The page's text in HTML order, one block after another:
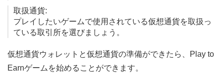
取扱通貨:
プレイしたいゲームで使用されている仮想通貨を取扱っ
ている取引所を選びましょう。
仮想通貨ウォレットと仮想通貨の準備ができたら、Play to
Earnゲームを始めることができます。